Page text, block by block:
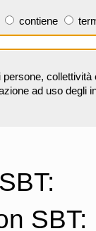
contiene
ad uso degli
SBT: